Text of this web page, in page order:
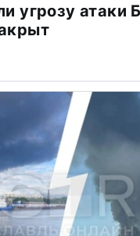
угрозу атаки